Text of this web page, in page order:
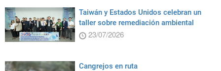
Taiwán y Estados Unidos celebran un
taller sobre remediación ambiental
23/07/2026
Cangrejos en ruta